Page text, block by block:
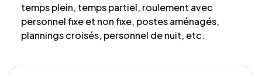
temps plein, temps partiel, roulement avec
personnel fixe et non fixe, postes aménagés,
plannings croisés, personnel de nuit, etc.